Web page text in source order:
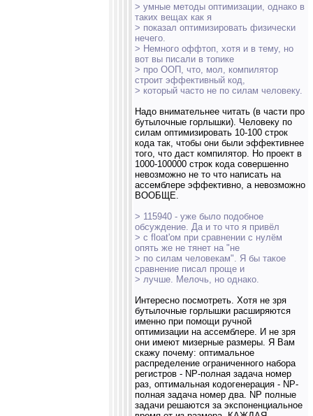
> умные методы оптимизации, однако в
таких вещах как я
> показал оптимизировать физически
нечего.
> Немного оффтоп, хотя и в тему, но
вот вы писали в топике
> про ООП, что, мол, компилятор
строит эффективный код,
> который часто не по силам человеку.
Надо внимательнее читать (в части про
бутылочные горлышки). Человеку по
силам оптимизировать 10-100 строк
кода так, чтобы они были эффективнее
того, что даст компилятор. Но проект в
1000-100000 строк кода совершенно
невозможно не то что написать на
ассемблере эффективно, а невозможно
ВООБЩЕ.
> 115940 - уже было подобное
обсуждение. Да и то что я привёл
> с float'ом при сравнении с нулём
опять же не тянет на "не
> по силам человекам". Я бы такое
сравнение писал проще и
> лучше. Мелочь, но однако.
Интересно посмотреть. Хотя не зря
бутылочные горлышки расширяются
именно при помощи ручной
оптимизации на ассемблере. И не зря
они имеют мизерные размеры. Я Вам
скажу почему: оптимальное
распределение ограниченного набора
регистров - NP-полная задача номер
раз, оптимальная кодогенерация - NP-
полная задача номер два. NP полные
задачи решаются за экспоненциальное